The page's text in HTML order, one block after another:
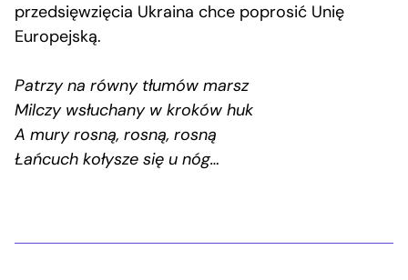
przedsięwzięcia Ukraina chce poprosić Unię
Europejską.
Patrzy na równy tłumów marsz
Milczy wsłuchany w kroków huk
A mury rosną, rosną, rosną
Łańcuch kołysze się u nóg…